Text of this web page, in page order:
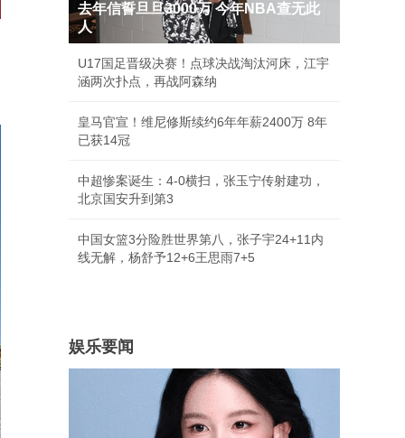
去年信誓旦旦3000万 今年NBA查无此
人
U17国足晋级决赛！点球决战淘汰河床，江宇
涵两次扑点，再战阿森纳
皇马官宣！维尼修斯续约6年年薪2400万 8年
已获14冠
中超惨案诞生：4-0横扫，张玉宁传射建功，
北京国安升到第3
中国女篮3分险胜世界第八，张子宇24+11内
线无解，杨舒予12+6王思雨7+5
娱乐要闻